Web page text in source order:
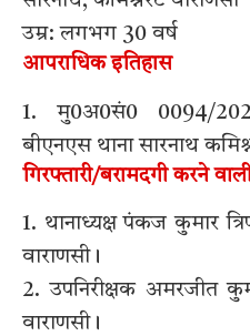
उम्र: लगभग 30 वर्ष
आपराधिक इतिहास
1. मु0अ0सं0 0094/
बीएनएस थाना सारनाथ
गिरफ्तारी/बरामदगी करने
1. थानाध्यक्ष पंकज कुमार
वाराणसी।
2. उपनिरीक्षक अमरजीत
वाराणसी।